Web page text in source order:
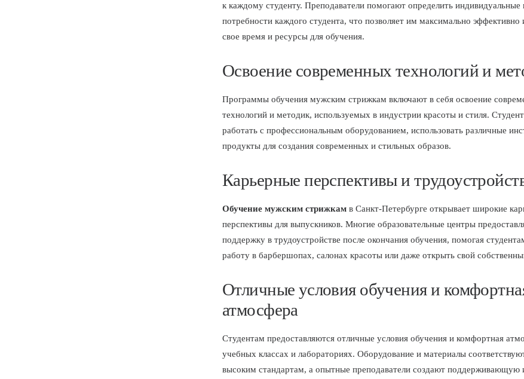
к каждому студенту. Преподаватели помогают определить индивидуальные
потребности каждого студента, что позволяет им максимально эффективно
свое время и ресурсы для обучения.
Освоение современных технологий и
Программы обучения мужским стрижкам включают в себя освоение
технологий и методик, используемых в индустрии красоты и стиля.
работать с профессиональным оборудованием, использовать различные
продукты для создания современных и стильных образов.
Карьерные перспективы и
Обучение мужским стрижкам в Санкт-Петербурге открывает широкие
перспективы для выпускников. Многие образовательные центры
поддержку в трудоустройстве после окончания обучения, помогая
работу в барбершопах, салонах красоты или даже открыть свой
Отличные условия обучения и
атмосфера
Студентам предоставляются отличные условия обучения и комфортная
учебных классах и лабораториях. Оборудование и материалы
высоким стандартам, а опытные преподаватели создают поддерживающую